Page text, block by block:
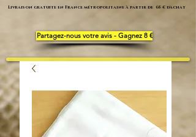
Livraison gratuite en France métropolitaine à partir de 65 € d'achat
Partagez-nous votre avis - Gagnez 8 €